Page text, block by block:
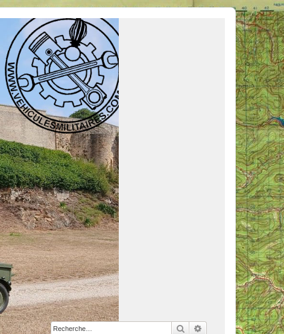
RechercherRecherche avancée
vous venir en aide, ou simplement partager vos activités.